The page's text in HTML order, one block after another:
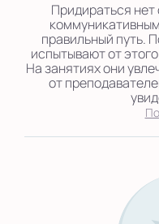
Придираться
правильный путь.
испытывают от
На занятиях они
от